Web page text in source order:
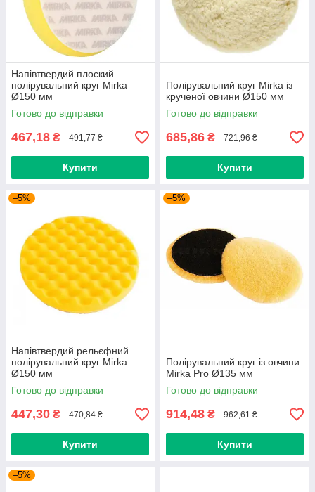
Напівтвердий плоский
полірувальний круг Mirka
Ø150 мм
Готово до відправки
467,18 ₴ 491,77 ₴
Купити
Полірувальний круг Mirka із
крученої овчини Ø150 мм
Готово до відправки
685,86 ₴ 721,96 ₴
Купити
–5%
Напівтвердий рельєфний
полірувальний круг Mirka
Ø150 мм
Готово до відправки
447,30 ₴ 470,84 ₴
Купити
–5%
Полірувальний круг із овчини
Mirka Pro Ø135 мм
Готово до відправки
914,48 ₴ 962,61 ₴
Купити
–5%